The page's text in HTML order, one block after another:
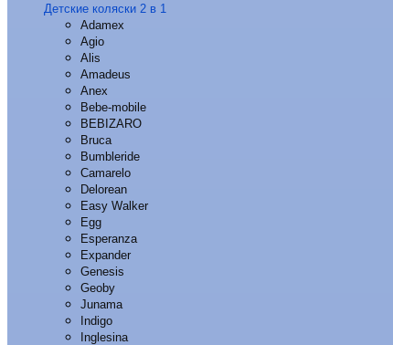
Детские коляски 2 в 1
Adamex
Agio
Alis
Amadeus
Anex
Bebe-mobile
BEBIZARO
Bruca
Bumbleride
Camarelo
Delorean
Easy Walker
Egg
Esperanza
Expander
Genesis
Geoby
Junama
Indigo
Inglesina